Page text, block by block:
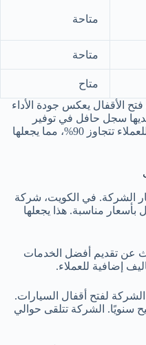
متاحة
متاحة
متاح
الأقفال يعكس جودة الأداء
سجل حافل في توفير
خدمات فعالة. تضمن معدلات إرضاء للعملاء تتجاوز 90%، مما يجعلها
الشركة. في الكويت، شركة
مناسبة. هذا يجعلها
عن تقديم أفضل الخدمات
إضافية للعملاء.
من خدمات الشركة لفتح أقفال السيارات.
سنويًا. الشركة تتلقى حوالي